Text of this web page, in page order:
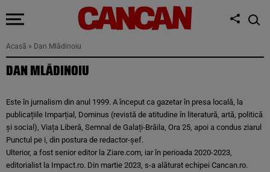
Acasă » Dan Mlădinoiu
DAN MLĂDINOIU
Este în jurnalism din anul 1999. A început ca gazetar în presa locală, la
publicațiile Imparțial, Dominus (revistă de atitudine în literatură, artă, politică
și social), Viața Liberă, Semnal de Galați-Brăila, Ora 25, apoi a condus ziarul
Punctul pe i, din postura de redactor-șef.
Ulterior, a fost senior editor la Ziare.com, iar în perioada 2020-2023,
editorialist la Impact.ro. Din martie 2023, s-a alăturat echipei Cancan.ro.